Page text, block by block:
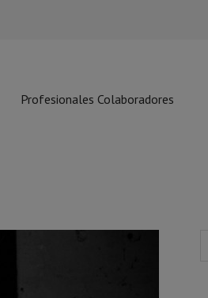
Profesionales Colaboradores